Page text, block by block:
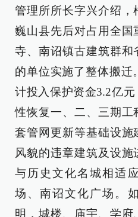
管理所所长字兴介绍，
巍山县先后对占用全
寺、南诏镇古建筑群
的单位实施了整体搬迁
计投入保护资金3.2亿
性恢复一、二、三期
套管网更新等基础设
风貌的违章建筑及设施
与历史文化名城相适
场、南诏文化广场。
明，城楼、庙宇、学府